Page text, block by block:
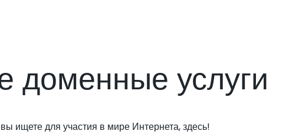
доменные услуги
ищете для участия в мире Интернета, здесь!